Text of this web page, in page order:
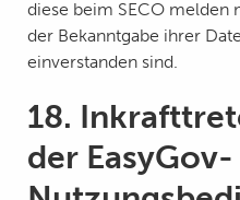
diese beim SECO melden
der Bekanntgabe ihrer
einverstanden sind.
18.
der EasyGov-